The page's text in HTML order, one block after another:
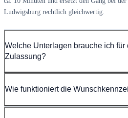
Ludwigsburg rechtlich gleichwertig.
Welche Unterlagen brauche ich für
Zulassung?
Wie funktioniert die